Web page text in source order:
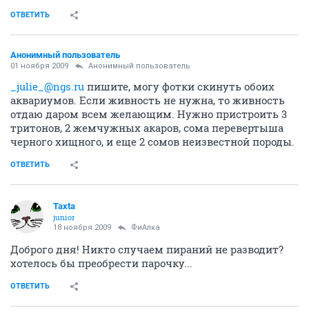
ОТВЕТИТЬ
Анонимный пользователь
01 ноября 2009 Анонимный пользователь
_julie_@ngs.ru пишите, могу фотки скинуть обоих
аквариумов. Если живность не нужна, то живность
отдаю даром всем желающим. Нужно пристроить 3
тритонов, 2 жемчужных акаров, сома перевертыша
черного хищного, и еще 2 сомов неизвестной породы.
ОТВЕТИТЬ
Taxta
junior
18 ноября 2009 ФиАлка
Доброго дня! Никто случаем пираний не разводит?
хотелось бы преобрести парочку...
ОТВЕТИТЬ